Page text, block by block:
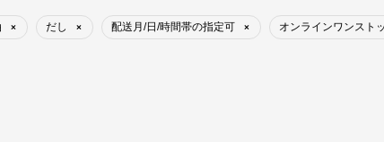
× だし × 配送月/日/時間帯の指定可 × オンラインワンスト